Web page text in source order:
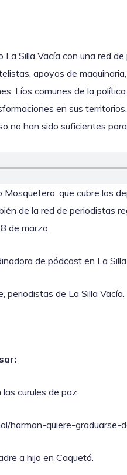
Silla Vacía con una red
apoyos de
Líos comunes de la
en sus
no han sido suficientes
que cubre los
de la red de periodistas
de marzo.
de pódcast en La Silla
periodistas de La Silla Vacía.
curules de paz.
harman-quiere-
a hijo en Caquetá.